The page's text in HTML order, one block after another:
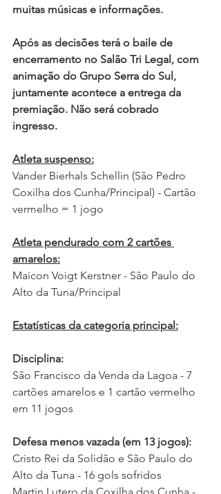
muitas músicas e informações.
Após as decisões terá o baile de
encerramento no Salão Tri Legal, com
animação do Grupo Serra do Sul,
juntamente acontece a entrega da
premiação. Não será cobrado
ingresso.
Atleta suspenso:
Vander Bierhals Schellin (São Pedro
Coxilha dos Cunha/Principal) - Cartão
vermelho = 1 jogo
Atleta pendurado com 2 cartões
amarelos:
Maicon Voigt Kerstner - São Paulo do
Alto da Tuna/Principal
Estatísticas da categoria principal:
Disciplina:
São Francisco da Venda da Lagoa - 7
cartões amarelos e 1 cartão vermelho
em 11 jogos
Defesa menos vazada (em 13 jogos):
Cristo Rei da Solidão e São Paulo do
Alto da Tuna - 16 gols sofridos